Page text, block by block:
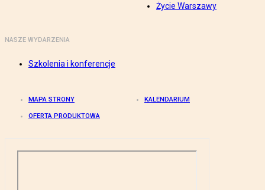
Życie Warszawy
NASZE WYDARZENIA
Szkolenia i konferencje
MAPA STRONY KALENDARIUM
OFERTA PRODUKTOWA